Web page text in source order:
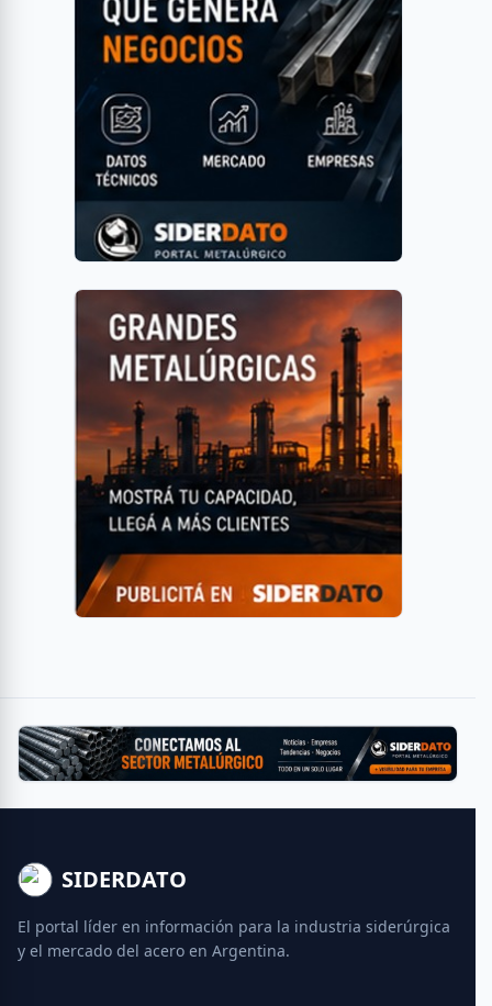
SIDERDATO
El portal líder en información para la industria siderúrgica
y el mercado del acero en Argentina.